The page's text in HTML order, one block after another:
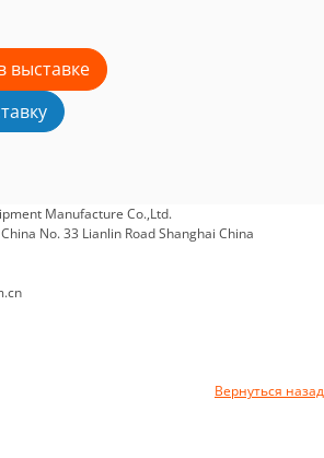
выставке
Manufacture Co.,Ltd.
No. 33 Lianlin Road Shanghai China
Вернуться назад